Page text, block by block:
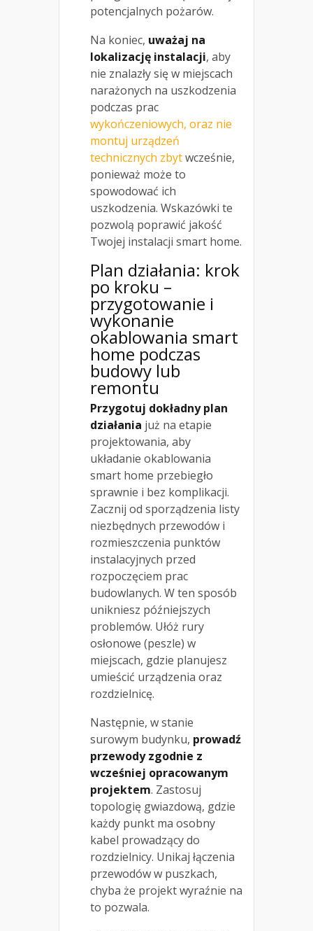
potencjalnych pożarów.
Na koniec, uważaj na
lokalizację instalacji, aby
nie znalazły się w miejscach
narażonych na uszkodzenia
podczas prac
wykończeniowych, oraz nie
montuj urządzeń
technicznych zbytwcześnie,
ponieważ może to
spowodować ich
uszkodzenia. Wskazówki te
pozwolą poprawić jakość
Twojej instalacji smart home.
Plan działania: krok
po kroku –
przygotowanie i
wykonanie
okablowania smart
home podczas
budowy lub
remontu
Przygotuj dokładny plan
działania już na etapie
projektowania, aby
układanie okablowania
smart home przebiegło
sprawnie i bez komplikacji.
Zacznij od sporządzenia listy
niezbędnych przewodów i
rozmieszczenia punktów
instalacyjnych przed
rozpoczęciem prac
budowlanych. W ten sposób
unikniesz późniejszych
problemów. Ułóż rury
osłonowe (peszle) w
miejscach, gdzie planujesz
umieścić urządzenia oraz
rozdzielnicę.
Następnie, w stanie
surowym budynku, prowadź
przewody zgodnie z
wcześniej opracowanym
projektem. Zastosuj
topologię gwiazdową, gdzie
każdy punkt ma osobny
kabel prowadzący do
rozdzielnicy. Unikaj łączenia
przewodów w puszkach,
chyba że projekt wyraźnie na
to pozwala.